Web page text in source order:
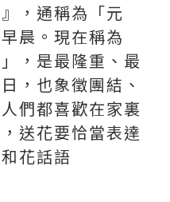
，通稱為「元
晨。現在稱為
，是最隆重、最
，也象徵團結、
們都喜歡在家裏
送花要恰當表達
花話語